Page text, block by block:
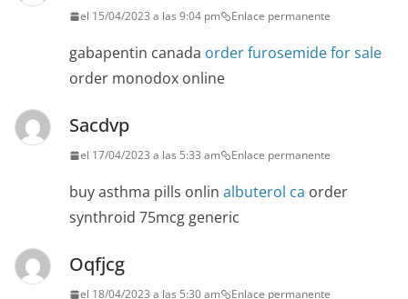
el 15/04/2023 a las 9:04 pm Enlace permanente
gabapentin canada order furosemide for sale
order monodox online
Sacdvp
el 17/04/2023 a las 5:33 am Enlace permanente
buy asthma pills onlin albuterol ca order
synthroid 75mcg generic
Oqfjcg
el 18/04/2023 a las 5:30 am Enlace permanente